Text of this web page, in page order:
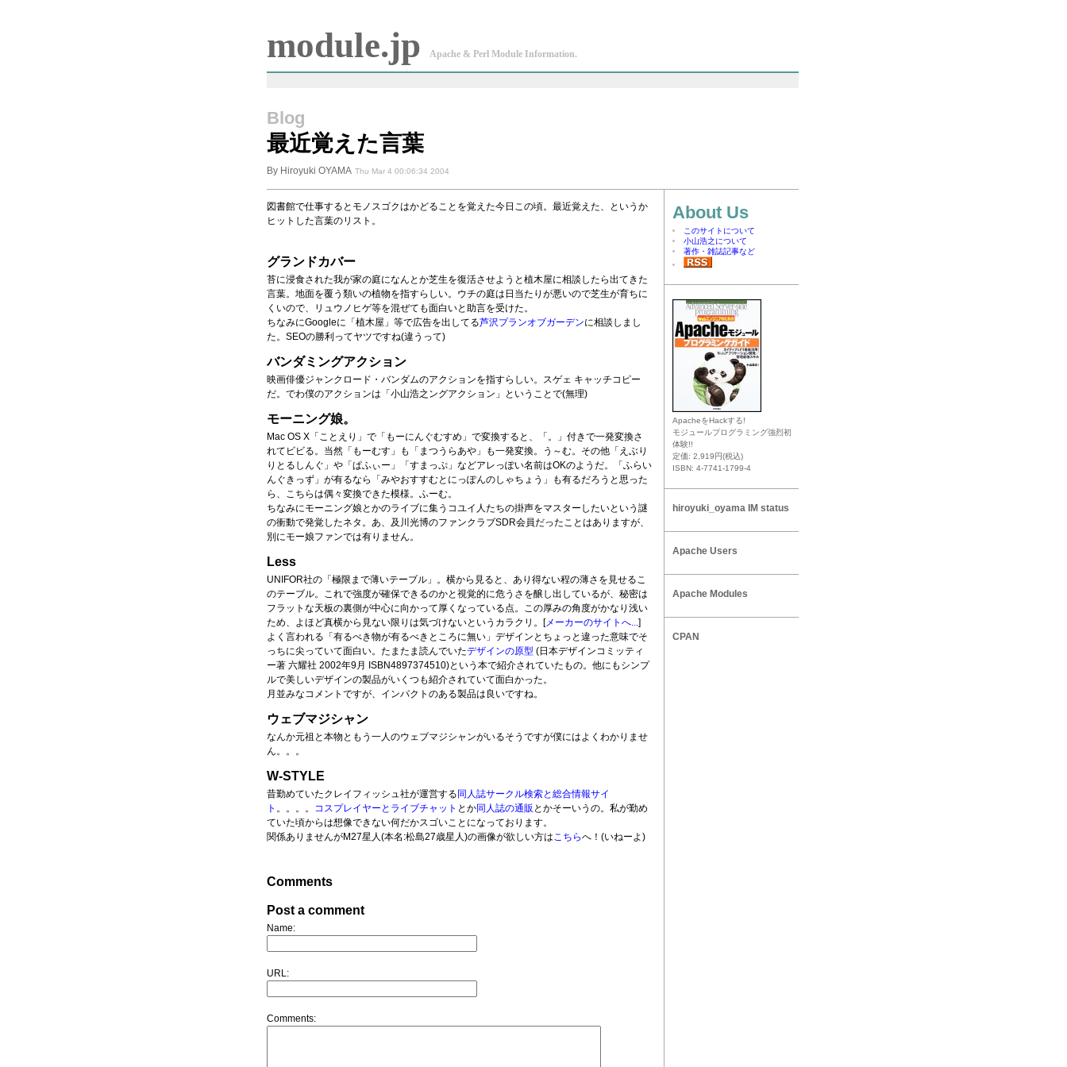
module.jp Apache & Perl Module Information.
Blog
最近覚えた言葉
By Hiroyuki OYAMA Thu Mar 4 00:06:34 2004
図書館で仕事するとモノスゴクはかどることを覚えた今日この頃。最近覚えた、というか
ヒットした言葉のリスト。
グランドカバー
苔に浸食された我が家の庭になんとか芝生を復活させようと植木屋に相談したら出てきた
言葉。地面を覆う類いの植物を指すらしい。ウチの庭は日当たりが悪いので芝生が育ちに
くいので、リュウノヒゲ等を混ぜても面白いと助言を受けた。
ちなみにGoogleに「植木屋」等で広告を出してる芦沢プランオブガーデンに相談しまし
た。SEOの勝利ってヤツですね(違うって)
バンダミングアクション
映画俳優ジャンクロード・バンダムのアクションを指すらしい。スゲェ キャッチコピー
だ。でわ僕のアクションは「小山浩之ングアクション」ということで(無理)
モーニング娘。
Mac OS X「ことえり」で「もーにんぐむすめ」で変換すると、「。」付きで一発変換さ
れてビビる。当然「もーむす」も「まつうらあや」も一発変換。う～む。その他「えぶり
りとるしんぐ」や「ぱふぃー」「すまっぷ」などアレっぽい名前はOKのようだ。「ふらい
んぐきっず」が有るなら「みやおすすむとにっぽんのしゃちょう」も有るだろうと思った
ら、こちらは偶々変換できた模様。ふーむ。
ちなみにモーニング娘とかのライブに集うコユイ人たちの掛声をマスターしたいという謎
の衝動で発覚したネタ。あ、及川光博のファンクラブSDR会員だったことはありますが、
別にモー娘ファンでは有りません。
Less
UNIFOR社の「極限まで薄いテーブル」。横から見ると、あり得ない程の薄さを見せるこ
のテーブル。これで強度が確保できるのかと視覚的に危うさを醸し出しているが、秘密は
フラットな天板の裏側が中心に向かって厚くなっている点。この厚みの角度がかなり浅い
ため、よほど真横から見ない限りは気づけないというカラクリ。[メーカーのサイトへ...]
よく言われる「有るべき物が有るべきところに無い」デザインとちょっと違った意味でそ
っちに尖っていて面白い。たまたま読んでいたデザインの原型 (日本デザインコミッティ
ー著 六耀社 2002年9月 ISBN4897374510)という本で紹介されていたもの。他にもシンプ
ルで美しいデザインの製品がいくつも紹介されていて面白かった。
月並みなコメントですが、インパクトのある製品は良いですね。
ウェブマジシャン
なんか元祖と本物ともう一人のウェブマジシャンがいるそうですが僕にはよくわかりませ
ん。。。
W-STYLE
昔勤めていたクレイフィッシュ社が運営する 同人誌サークル検索と総合情報サイ
ト 。。。。 コスプレイヤーとライブチャット とか同人誌の通販 とかそーいうの。私が勤め
ていた頃からは想像できない何だかスゴいことになっております。
関係ありませんがM27星人(本名:松島27歳星人)の画像が欲しい方はこちらへ！(いねーよ)
Comments
Post a comment
Name:
URL:
Comments:
About Us
このサイトについて
小山浩之について
著作・雑誌記事など
ApacheをHackする!
モジュールプログラミング強烈初
体験!!
定価: 2,919円(税込)
ISBN: 4-7741-1799-4
hiroyuki_oyama IM status
Apache Users
Apache Modules
CPAN